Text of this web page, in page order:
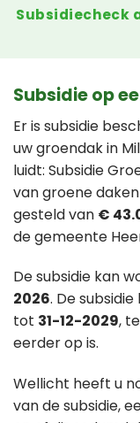
Subsidiecheck
Subsidie op
Er is subsidie
uw groendak in
luidt: Subsidie
van groene
gesteld van €
de gemeente
De subsidie kan
2026. De
tot 31-12-2029,
eerder op is.
Wellicht heeft u
van de subsidie,